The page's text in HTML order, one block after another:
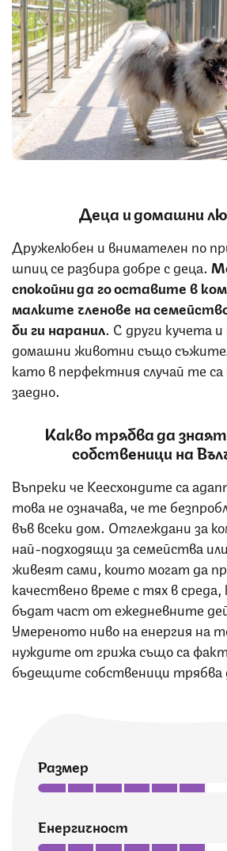
Деца и домашни
Дружелюбен и внимателен по
шпиц се разбира добре с деца.
спокойни да го оставите в
малките членове на
би ги наранил. С други кучета
домашни животни също
като в перфектния случай те са
заедно.
Какво трябва да
собственици на
Въпреки че Кеесхондите са
това не означава, че те
във всеки дом. Отглеждани за
най-подходящи за семейства
живеят сами, които могат да
качествено време с тях в
бъдат част от ежедневните
Умереното ниво на енергия на
нуждите от грижа също са
бъдещите собственици трябва
Размер
Енергичност